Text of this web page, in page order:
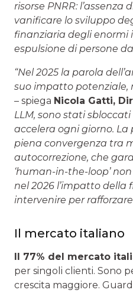
risorse PNRR:
vanificare lo sviluppo
finanziaria degli enormi
espulsione di persone
“Nel 2025 la parola
suo impatto potenziale,
– spiega Nicola Gatti,
LLM, sono stati
accelera ogni giorno.
piena convergenza tra
autocorrezione, che
‘human-in-the-loop’
nel 2026 l’impatto della
intervenire per
Il mercato italiano
Il 77% del mercato
per singoli clienti. Sono
crescita maggiore.